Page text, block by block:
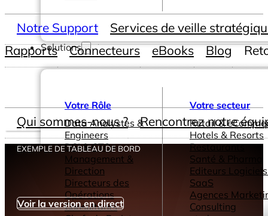
Solutions
Votre Rôle
Data Analystes &
Engineers
DSI & CTOs
Management &
Direction
Directeurs des
Opérations
Consultants
Votre secteur
Retail &
Hotels & Resorts
Restaurants
Santé & Pharma
Editeurs
SaaS
Agences
Consulting
Notre Support
Services de veille
Rapports
Connecteurs eBooks Blog
Qui sommes-nous ? Rencontrez notre
EXEMPLE DE TABLEAU DE BORD
Voir la version en direct